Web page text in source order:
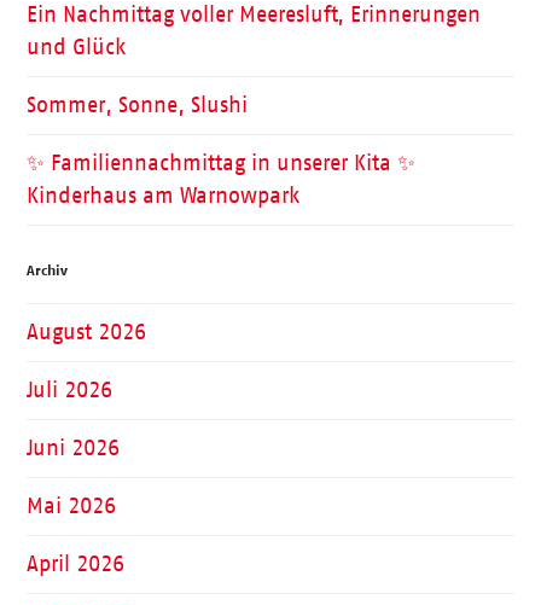
Ein Nachmittag voller Meeresluft, Erinnerungen
und Glück
Sommer, Sonne, Slushi
✨ Familiennachmittag in unserer Kita ✨
Kinderhaus am Warnowpark
Archiv
August 2026
Juli 2026
Juni 2026
Mai 2026
April 2026